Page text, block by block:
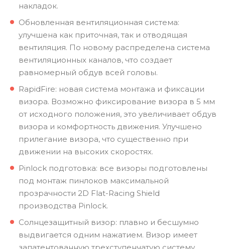
накладок.
Обновленная вентиляционная система:
улучшена как приточная, так и отводящая
вентиляция. По новому распределена система
вентиляционных каналов, что создает
равномерный обдув всей головы.
RapidFire: новая система монтажа и фиксации
визора. Возможно фиксирование визора в 5 мм
от исходного положения, это увеличивает обдув
визора и комфортность движения. Улучшено
прилегание визора, что существенно при
движении на высоких скоростях.
Pinlock подготовка: все визоры подготовлены
под монтаж пинлоков максимальной
прозрачности 2D Flat-Racing Shield
производства Pinlock.
Солнцезащитный визор: плавно и бесшумно
выдвигается одним нажатием. Визор имеет